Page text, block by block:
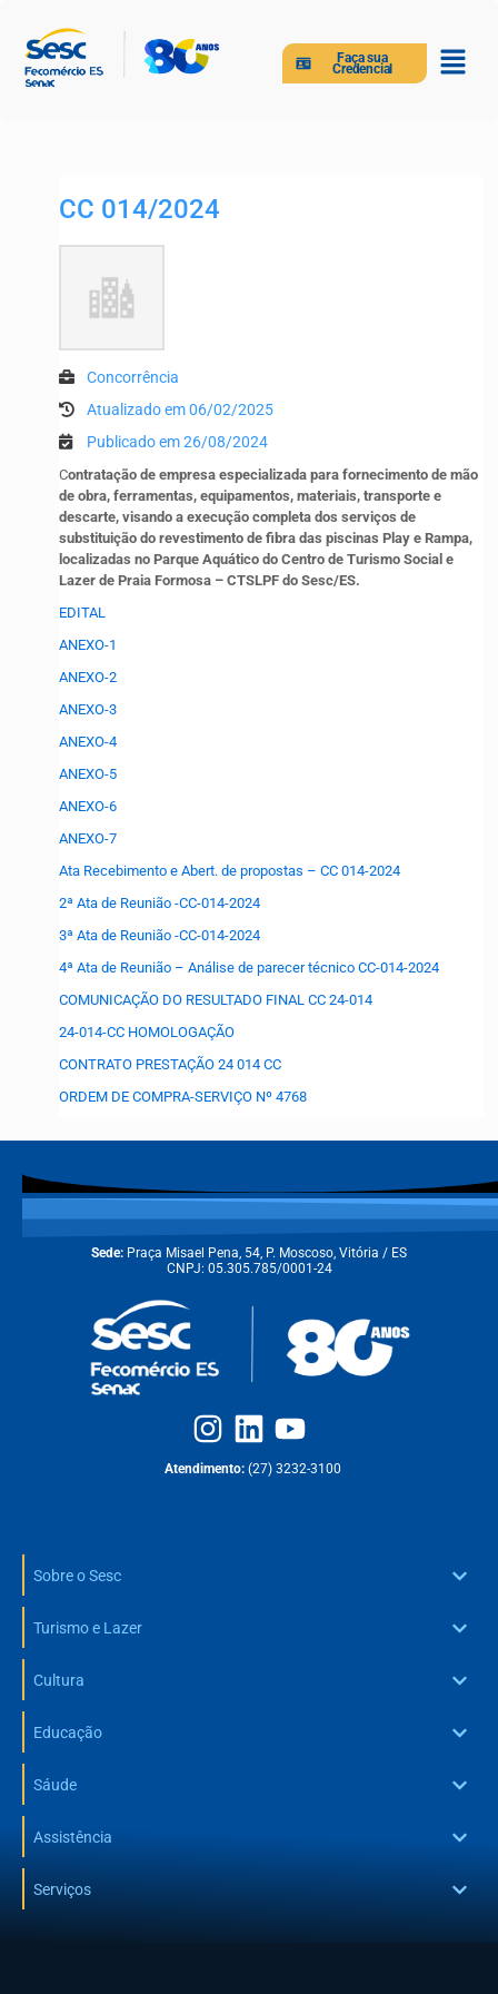
Faça sua
Credencial
CC 014/2024
Concorrência
Atualizado em 06/02/2025
Publicado em 26/08/2024
Contratação de empresa especializada para fornecimento de mão
de obra, ferramentas, equipamentos, materiais, transporte e
descarte, visando a execução completa dos serviços de
substituição do revestimento de fibra das piscinas Play e Rampa,
localizadas no Parque Aquático do Centro de Turismo Social e
Lazer de Praia Formosa – CTSLPF do Sesc/ES.
EDITAL
ANEXO-1
ANEXO-2
ANEXO-3
ANEXO-4
ANEXO-5
ANEXO-6
ANEXO-7
Ata Recebimento e Abert. de propostas – CC 014-2024
2ª Ata de Reunião -CC-014-2024
3ª Ata de Reunião -CC-014-2024
4ª Ata de Reunião – Análise de parecer técnico CC-014-2024
COMUNICAÇÃO DO RESULTADO FINAL CC 24-014
24-014-CC HOMOLOGAÇÃO
CONTRATO PRESTAÇÃO 24 014 CC
ORDEM DE COMPRA-SERVIÇO Nº 4768
Sede: Praça Misael Pena, 54, P. Moscoso, Vitória / ES
CNPJ: 05.305.785/0001-24
Atendimento: (27) 3232-3100
Sobre o Sesc
Turismo e Lazer
Cultura
Educação
Sáude
Assistência
Serviços